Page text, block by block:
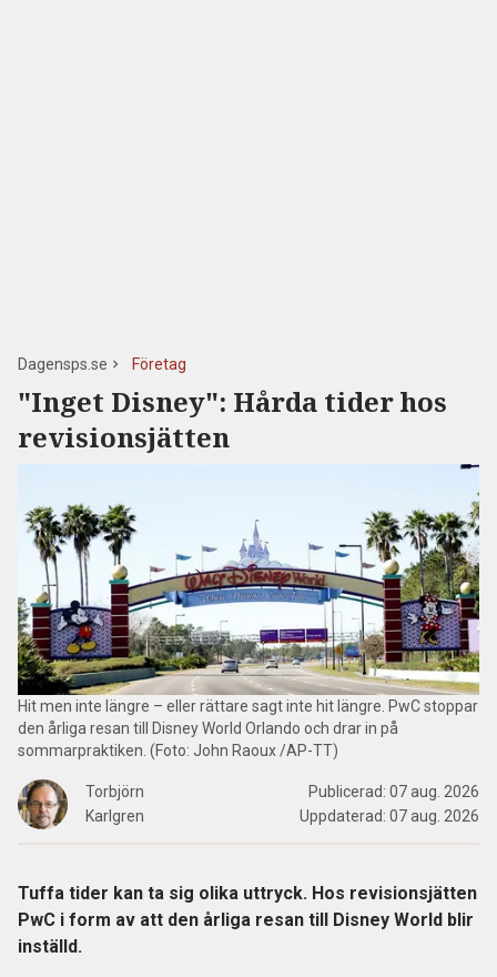
Dagensps.se Företag
"Inget Disney": Hårda tider hos
revisionsjätten
Hit men inte längre – eller rättare sagt inte hit längre. PwC stoppar
den årliga resan till Disney World Orlando och drar in på
sommarpraktiken. (Foto: John Raoux /AP-TT)
Torbjörn
Karlgren
Publicerad: 07 aug. 2026
Uppdaterad: 07 aug. 2026
Tuffa tider kan ta sig olika uttryck. Hos revisionsjätten
PwC i form av att den årliga resan till Disney World blir
inställd.